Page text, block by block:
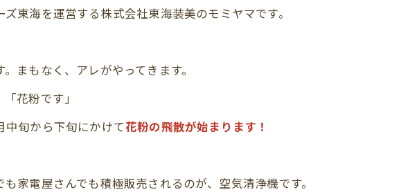
東海を運営する株式会社東海装美のモミヤマです。
まもなく、アレがやってきます。
花粉です」
中旬から下旬にかけて花粉の飛散が始まります！
家電屋さんでも積極販売されるのが、空気清浄機です。